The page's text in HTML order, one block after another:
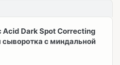
Dark Spot Correcting
сыворотка с миндальной